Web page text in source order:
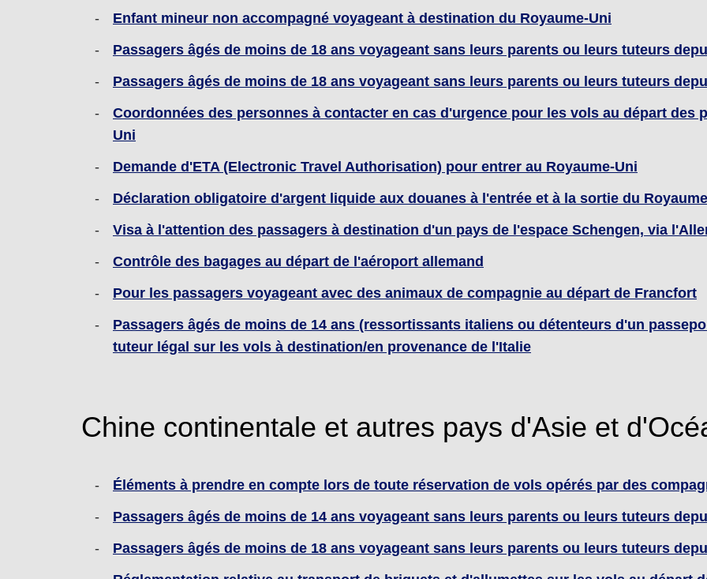
Enfant mineur non accompagné voyageant à destination du Royaume-Uni
Passagers âgés de moins de 18 ans voyageant sans leurs parents ou leurs tuteurs
Passagers âgés de moins de 18 ans voyageant sans leurs parents ou leurs tuteurs
Coordonnées des personnes à contacter en cas d'urgence pour les vols au départ des
Uni
Demande d'ETA (Electronic Travel Authorisation) pour entrer au Royaume-Uni
Déclaration obligatoire d'argent liquide aux douanes à l'entrée et à la sortie du
Visa à l'attention des passagers à destination d'un pays de l'espace Schengen, via
Contrôle des bagages au départ de l'aéroport allemand
Pour les passagers voyageant avec des animaux de compagnie au départ de Francfort
Passagers âgés de moins de 14 ans (ressortissants italiens ou détenteurs d'un
tuteur légal sur les vols à destination/en provenance de l'Italie
Chine continentale et autres pays d'Asie et
Éléments à prendre en compte lors de toute réservation de vols opérés par des
Passagers âgés de moins de 14 ans voyageant sans leurs parents ou leurs tuteurs
Passagers âgés de moins de 18 ans voyageant sans leurs parents ou leurs tuteurs